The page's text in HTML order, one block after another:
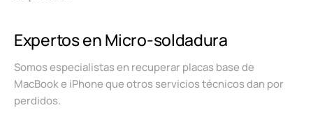
Expertos en Micro-soldadura
Somos especialistas en recuperar placas base de
MacBook e iPhone que otros servicios técnicos dan por
perdidos.